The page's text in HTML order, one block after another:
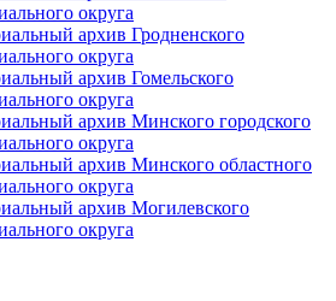
округа
архив Гродненского
округа
архив Гомельского
округа
архив Минского городского
округа
архив Минского областного
округа
архив Могилевского
округа